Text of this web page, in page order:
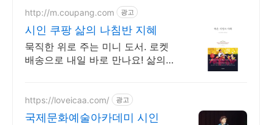
http://m.coupang.com 광고
시인 쿠팡 삶의 나침반 지혜
묵직한 위로 주는 미니 도서. 로켓
배송으로 내일 바로 만나요! 삶의
https://loveicaa.com/ 광고
국제문화예술아카데미 시인